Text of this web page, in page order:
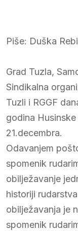
Piše: Duška
Grad Tuzla,
Sindikalna
Tuzli i RGGF
godina
21.decembra.
Odavanjem
spomenik
obilježavanje
historiji
obilježavanja je
spomenik